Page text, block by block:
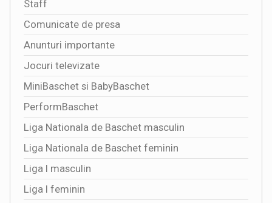
Staff
Comunicate de presa
Anunturi importante
Jocuri televizate
MiniBaschet si BabyBaschet
PerformBaschet
Liga Nationala de Baschet masculin
Liga Nationala de Baschet feminin
Liga I masculin
Liga I feminin